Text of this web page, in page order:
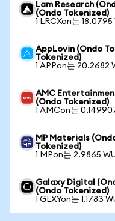
Lam Research
(Ondo Tokenized)
1 LRCXon는
AppLovin (Ondo
Tokenized)
1 APPon는 20.2682
AMC
(Ondo Tokenized)
1 AMCon는
MP Materials
Tokenized)
1 MPon는 2.9865
Galaxy Digital
(Ondo Tokenized)
1 GLXYon는 1.1783